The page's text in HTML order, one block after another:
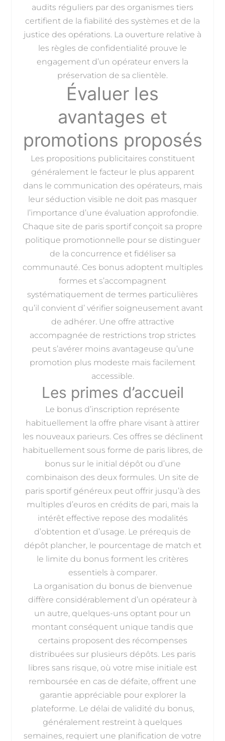
audits réguliers par des organismes tiers
certifient de la fiabilité des systèmes et de la
justice des opérations. La ouverture relative à
les règles de confidentialité prouve le
engagement d’un opérateur envers la
préservation de sa clientèle.
Évaluer les
avantages et
promotions proposés
Les propositions publicitaires constituent
généralement le facteur le plus apparent
dans le communication des opérateurs, mais
leur séduction visible ne doit pas masquer
l’importance d’une évaluation approfondie.
Chaque site de paris sportif conçoit sa propre
politique promotionnelle pour se distinguer
de la concurrence et fidéliser sa
communauté. Ces bonus adoptent multiples
formes et s’accompagnent
systématiquement de termes particulières
qu’il convient d’ vérifier soigneusement avant
de adhérer. Une offre attractive
accompagnée de restrictions trop strictes
peut s’avérer moins avantageuse qu’une
promotion plus modeste mais facilement
accessible.
Les primes d’accueil
Le bonus d’inscription représente
habituellement la offre phare visant à attirer
les nouveaux parieurs. Ces offres se déclinent
habituellement sous forme de paris libres, de
bonus sur le initial dépôt ou d’une
combinaison des deux formules. Un site de
paris sportif généreux peut offrir jusqu’à des
multiples d’euros en crédits de pari, mais la
intérêt effective repose des modalités
d’obtention et d’usage. Le prérequis de
dépôt plancher, le pourcentage de match et
le limite du bonus forment les critères
essentiels à comparer.
La organisation du bonus de bienvenue
diffère considérablement d’un opérateur à
un autre, quelques-uns optant pour un
montant conséquent unique tandis que
certains proposent des récompenses
distribuées sur plusieurs dépôts. Les paris
libres sans risque, où votre mise initiale est
remboursée en cas de défaite, offrent une
garantie appréciable pour explorer la
plateforme. Le délai de validité du bonus,
généralement restreint à quelques
semaines, requiert une planification de votre